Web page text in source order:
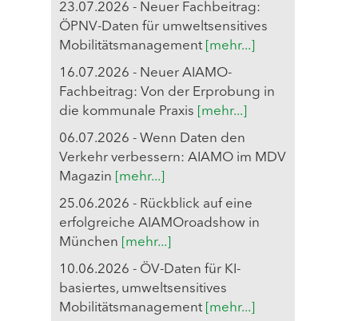
23.07.2026 - Neuer Fachbeitrag:
ÖPNV-Daten für umweltsensitives
Mobilitätsmanagement [mehr...]
16.07.2026 - Neuer AIAMO-
Fachbeitrag: Von der Erprobung in
die kommunale Praxis
[mehr...]
06.07.2026 - Wenn Daten den
Verkehr verbessern: AIAMO im MDV
Magazin
[mehr...]
25.06.2026 - Rückblick auf eine
erfolgreiche AIAMOroadshow in
München
[mehr...]
10.06.2026 - ÖV-Daten für KI-
basiertes, umweltsensitives
Mobilitätsmanagement [mehr...]